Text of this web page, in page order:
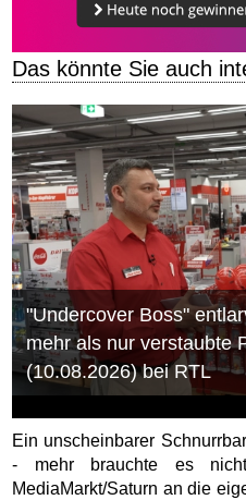
Das könnte Sie auch
"Undercover Boss"
mehr als nur verstaubte
(10.08.2026) bei RTL
Ein unscheinbarer
- mehr brauchte es
MediaMarkt/Saturn an die